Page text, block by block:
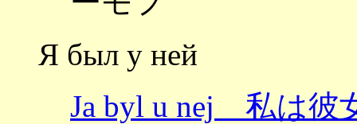
Я был у ней
Ja byl u nej 私は彼